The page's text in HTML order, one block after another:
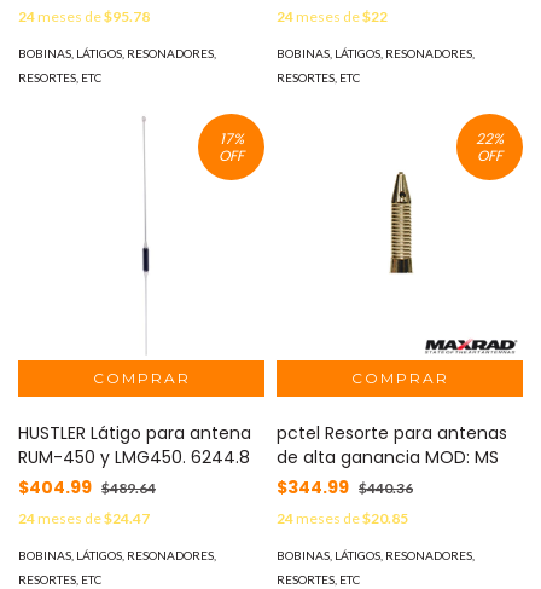
24meses de$95.78
BOBINAS, LÁTIGOS, RESONADORES,
RESORTES, ETC
24meses de$22
BOBINAS, LÁTIGOS, RESONADORES,
RESORTES, ETC
17%
OFF
HUSTLER Látigo para antena
RUM-450 y LMG450. 6244.8
$404.99 $489.64
24meses de$24.47
BOBINAS, LÁTIGOS, RESONADORES,
RESORTES, ETC
22%
OFF
pctel Resorte para antenas
de alta ganancia MOD: MS
$344.99 $440.36
24meses de$20.85
BOBINAS, LÁTIGOS, RESONADORES,
RESORTES, ETC